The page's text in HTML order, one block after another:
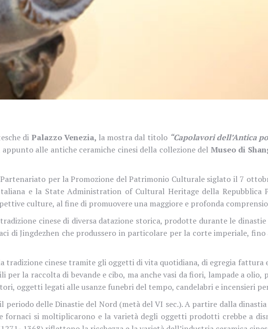
di Palazzo Venezia, la mostra dal titolo “Capolavori dell’Antica
alle antiche ceramiche cinesi della collezione del Museo di
per la Promozione del Patrimonio Culturale siglato il 7
e la State Administration of Cultural Heritage della Repubblica
culture, al fine di promuovere una maggiore e profonda
cinese di diversa datazione storica, prodotte durante le dinastie
di Jingdezhen che produssero in particolare per la corte imperiale,
tradizione cinese tramite gli oggetti di vita quotidiana, di egregia fattura
la raccolta di bevande e cibo, ma anche vasi da fiori, lampade a
oggetti legati alle usanze funebri del tempo, candelabri e incensieri
delle Dinastie del Nord (metà del VI sec.). A partire dalla
fornaci si moltiplicarono e la varietà degli oggetti prodotti crebbe a